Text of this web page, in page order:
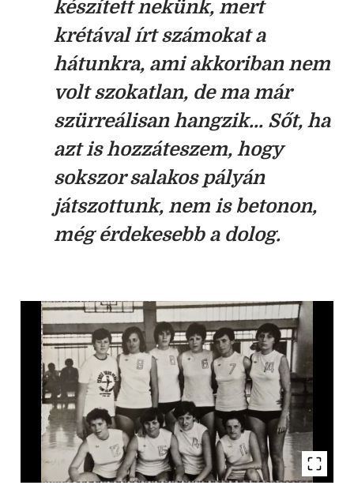
készített nekünk, mert
krétával írt számokat a
hátunkra, ami akkoriban nem
volt szokatlan, de ma már
szürreálisan hangzik... Sőt, ha
azt is hozzáteszem, hogy
sokszor salakos pályán
játszottunk, nem is betonon,
még érdekesebb a dolog.